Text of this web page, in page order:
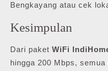
Bengkayang atau cek
Kesimpulan
Dari paket WiFi
hingga 200 Mbps,